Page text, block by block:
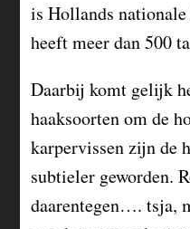
is Hollands
heeft meer dan 500
Daarbij komt gelijk
haaksoorten om de
karpervissen zijn de
subtieler geworden.
daarentegen…. tsja,